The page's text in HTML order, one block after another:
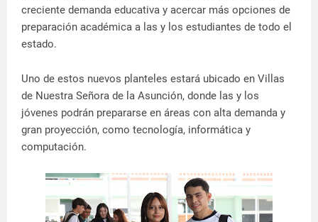
creciente demanda educativa y acercar más opciones de
preparación académica a las y los estudiantes de todo el
estado.
Uno de estos nuevos planteles estará ubicado en Villas
de Nuestra Señora de la Asunción, donde las y los
jóvenes podrán prepararse en áreas con alta demanda y
gran proyección, como tecnología, informática y
computación.